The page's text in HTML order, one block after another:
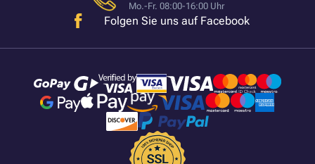
Mo.-Fr. 08:00-16:00 Uhr
Folgen Sie uns auf Facebook